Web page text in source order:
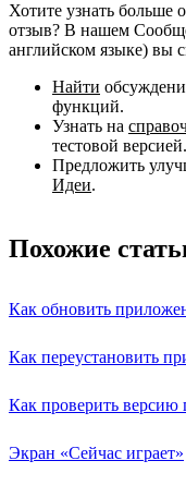
Хотите узнать больше
отзыв? В нашем
английском языке) вы
Найти
функций.
Узнать на
тестовой версией.
Предложить
Идеи.
Похожие
Как обновить
Как переустановить
Как проверить
Экран «Сейчас играет»